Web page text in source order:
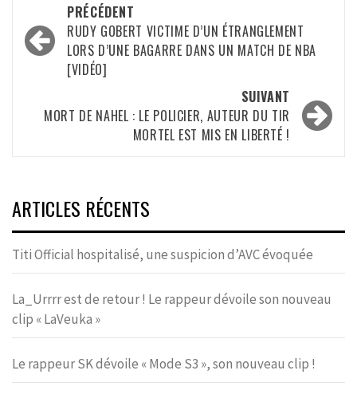
Navigation
d’article
PRÉCÉDENT
RUDY GOBERT VICTIME D’UN ÉTRANGLEMENT
LORS D’UNE BAGARRE DANS UN MATCH DE NBA
[VIDÉO]
SUIVANT
MORT DE NAHEL : LE POLICIER, AUTEUR DU TIR
MORTEL EST MIS EN LIBERTÉ !
ARTICLES RÉCENTS
Titi Official hospitalisé, une suspicion d’AVC évoquée
La_Urrrr est de retour ! Le rappeur dévoile son nouveau
clip « LaVeuka »
Le rappeur SK dévoile « Mode S3 », son nouveau clip !